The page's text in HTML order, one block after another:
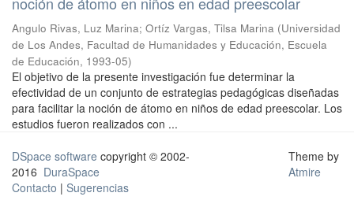
Angulo Rivas, Luz Marina; Ortíz Vargas, Tilsa Marina (Universidad
de Los Andes, Facultad de Humanidades y Educación, Escuela
de Educación, 1993-05)
El objetivo de la presente investigación fue determinar la
efectividad de un conjunto de estrategias pedagógicas diseñadas
para facilitar la noción de átomo en niños de edad preescolar. Los
estudios fueron realizados con ...
DSpace software copyright © 2002-
2016 DuraSpace
Contacto | Sugerencias
Theme by
Atmire